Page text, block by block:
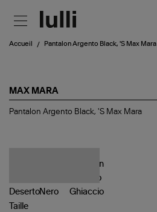
Accueil Pantalon Argento Black, 'S Max Mara
MAX MARA
Pantalon
Pantalon Argento Black, 'S Max Mara
Taille